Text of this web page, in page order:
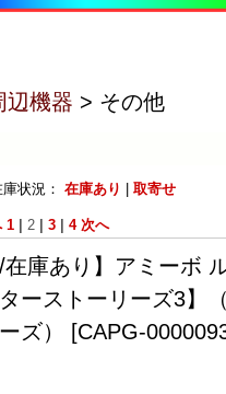
辺機器 > その他
： 在庫あり 取寄せ
1 2 3 4 次へ
/在庫あり】アミーボ
ーストーリーズ3】
ズ） [CAPG-